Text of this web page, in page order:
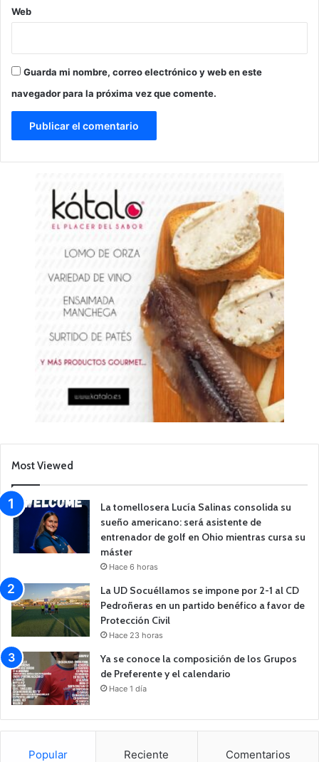
Web
Guarda mi nombre, correo electrónico y web en este
navegador para la próxima vez que comente.
Most Viewed
La tomellosera Lucía Salinas consolida su
sueño americano: será asistente de
entrenador de golf en Ohio mientras cursa su
máster
Hace 6 horas
La UD Socuéllamos se impone por 2-1 al CD
Pedroñeras en un partido benéfico a favor de
Protección Civil
Hace 23 horas
Ya se conoce la composición de los Grupos
de Preferente y el calendario
Hace 1 día
Popular Reciente Comentarios